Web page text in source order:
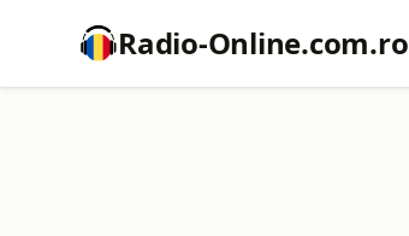
Radio-Online.com.ro